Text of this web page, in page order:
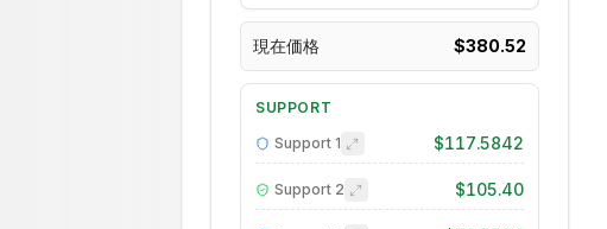
現在価格 $380.52
SUPPORT
Support 1 $117.5842
Support 2 $105.40